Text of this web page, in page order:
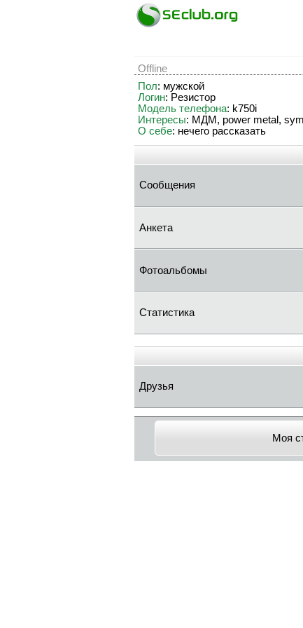
Offline
Пол: мужской
Логин: Peзиcтop
Модель телефона: k750i
Интересы: МДМ, power metal,
О себе: нечего рассказать
Сообщения
Анкета
Фотоальбомы
Статистика
Друзья
Моя